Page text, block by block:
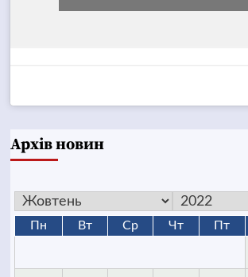
Архів новин
Пн Вт Ср Чт Пт